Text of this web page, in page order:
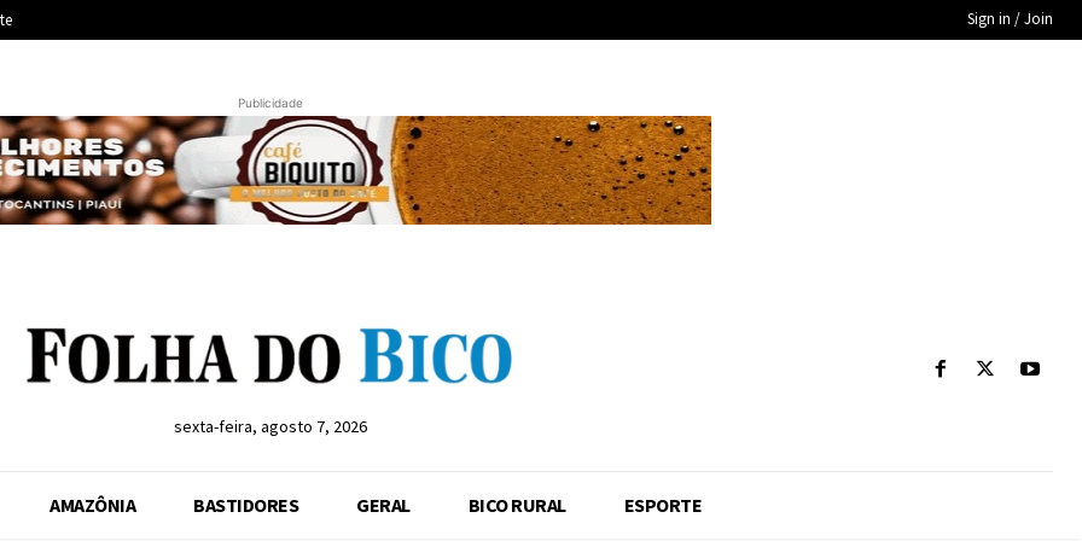
Sign in / Join
Publicidade
sexta-feira, agosto 7, 2026
AMAZÔNIA BASTIDORES GERAL BICO RURAL ESPORTE